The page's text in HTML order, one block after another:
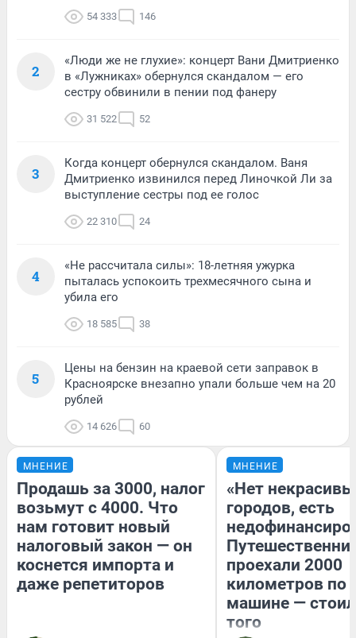
54 333 146
2
«Люди же не глухие»: концерт Вани Дмитриенко
в «Лужниках» обернулся скандалом — его
сестру обвинили в пении под фанеру
31 522 52
3
Когда концерт обернулся скандалом. Ваня
Дмитриенко извинился перед Линочкой Ли за
выступление сестры под ее голос
22 310 24
4
«Не рассчитала силы»: 18-летняя ужурка
пыталась успокоить трехмесячного сына и
убила его
18 585 38
5
Цены на бензин на краевой сети заправок в
Красноярске внезапно упали больше чем на 20
рублей
14 626 60
МНЕНИЕ
Продашь за 3000, налог
возьмут с 4000. Что
нам готовит новый
налоговый закон — он
коснется импорта и
даже репетиторов
МНЕНИЕ
«Нет
городов, есть
проехали 2000
километров по
машине —
того